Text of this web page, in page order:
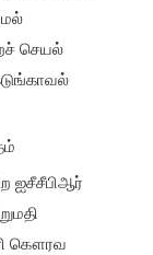
செயல்
ஐசீசீபிஆர்
கௌரவ